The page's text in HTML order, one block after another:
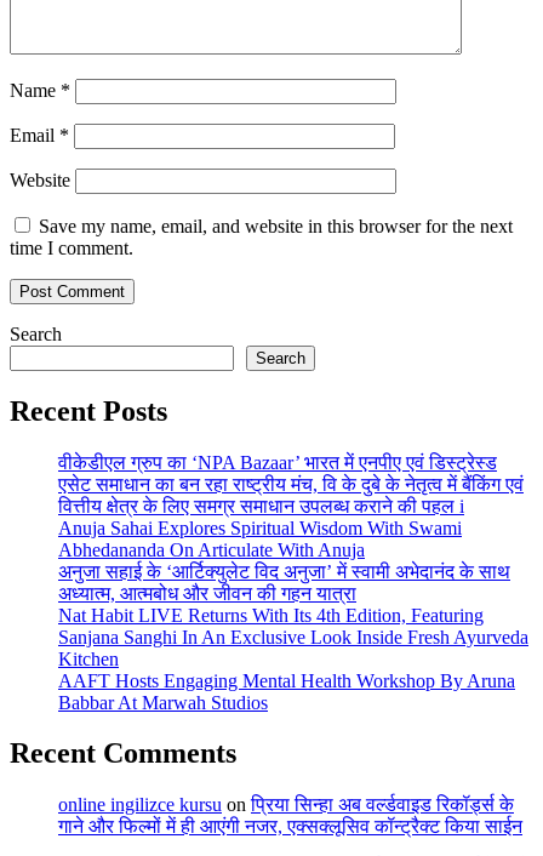
Name *
Email *
Website
Save my name, email, and website in this browser for the next
time I comment.
Search
Search
Recent Posts
वीकेडीएल ग्रुप का ‘NPA Bazaar’ भारत में एनपीए एवं डिस्ट्रेस्ड
एसेट समाधान का बन रहा राष्ट्रीय मंच, वि के दुबे के नेतृत्व में बैंकिंग एवं
वित्तीय क्षेत्र के लिए समग्र समाधान उपलब्ध कराने की पहल i
Anuja Sahai Explores Spiritual Wisdom With Swami
Abhedananda On Articulate With Anuja
अनुजा सहाई के ‘आर्टिक्युलेट विद अनुजा’ में स्वामी अभेदानंद के साथ
अध्यात्म, आत्मबोध और जीवन की गहन यात्रा
Nat Habit LIVE Returns With Its 4th Edition, Featuring
Sanjana Sanghi In An Exclusive Look Inside Fresh Ayurveda
Kitchen
AAFT Hosts Engaging Mental Health Workshop By Aruna
Babbar At Marwah Studios
Recent Comments
online ingilizce kursu onप्रिया सिन्हा अब वर्ल्डवाइड रिकॉर्ड्स के
गाने और फिल्मों में ही आएंगी नजर, एक्सक्लूसिव कॉन्ट्रैक्ट किया साईन